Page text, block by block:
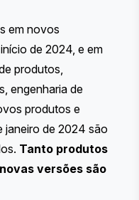
em novos
de 2024, e em
produtos,
engenharia de
produtos e
janeiro de 2024 são
Tanto produtos
versões são